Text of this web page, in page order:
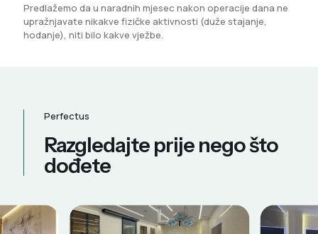
Predlažemo da u naradnih mjesec nakon operacije dana ne
upražnjavate nikakve fizičke aktivnosti (duže stajanje,
hodanje), niti bilo kakve vježbe.
Perfectus
Razgledajte prije nego što
dođete